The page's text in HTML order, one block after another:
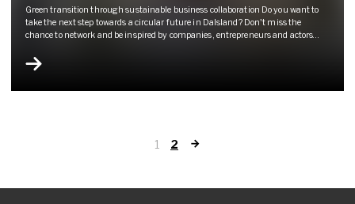
Green transition through sustainable business collaboration Do you want to
take the next step towards a circular future in Dalsland? Don't miss the
chance to network and be inspired by companies, entrepreneurs and actors
16.30Mustadfors Folkets hus, Dals Långed Inspired by Per Holst from the
acclaimed Återbygget, which shares...
Page
posts
1 2